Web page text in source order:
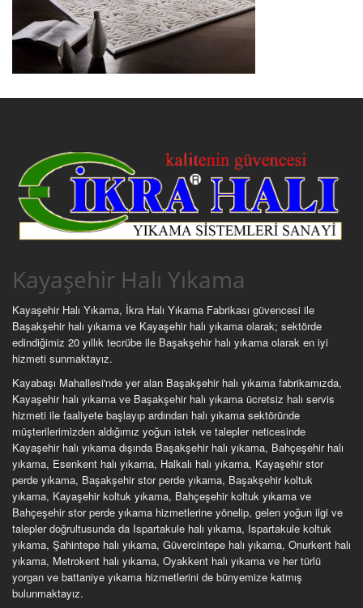
Kayaşehir Halı Yıkama
Kayaşehir Halı Yıkama, İkra Halı Yıkama Fabrikası güvencesi ile
Başakşehir halı yıkama ve Kayaşehir halı yıkama olarak; sektörde
edindiğimiz 20 yıllık tecrübe ile Başakşehir halı yıkama olarak en iyi
hizmeti sunmaktayız.
Kayabaşı Mahallesi'nde yer alan Başakşehir halı yıkama fabrikamızda,
Kayaşehir halı yıkama ve Başakşehir halı yıkama ücretsiz halı servis
hizmeti ile faaliyete başlayıp ardından halı yıkama sektöründe
müşterilerimizden aldığımız yoğun istek ve talepler neticesinde
Kayaşehir halı yıkama dışında Başakşehir halı yıkama, Bahçeşehir halı
yıkama, Esenkent halı yıkama, Halkalı halı yıkama, Kayaşehir stor
perde yıkama, Başakşehir stor perde yıkama, Başakşehir koltuk
yıkama, Kayaşehir koltuk yıkama, Bahçeşehir koltuk yıkama ve
Bahçeşehir stor perde yıkama hizmetlerine yönelip, gelen yoğun ilgi ve
talepler doğrultusunda da Ispartakule halı yıkama, Ispartakule koltuk
yıkama, Şahintepe halı yıkama, Güvercintepe halı yıkama, Onurkent halı
yıkama, Metrokent halı yıkama, Oyakkent halı yıkama ve her türlü
yorgan ve battaniye yıkama hizmetlerini de bünyemize katmış
bulunmaktayız.